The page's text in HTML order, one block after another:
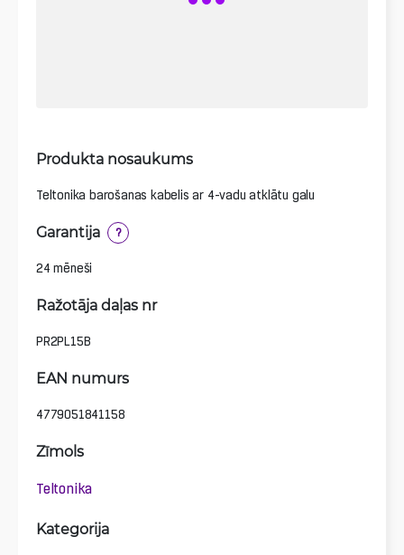
Produkta nosaukums
Teltonika barošanas kabelis ar 4-vadu atklātu galu
Garantija ?
24 mēneši
Ražotāja daļas nr
PR2PL15B
EAN numurs
4779051841158
Zīmols
Teltonika
Kategorija